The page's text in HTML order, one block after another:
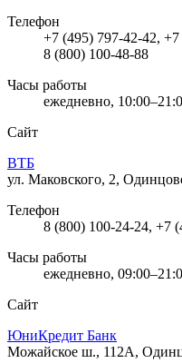
Телефон
+7 (495) 797-42-42,
8 (800) 100-48-88
Часы работы
ежедневно,
Сайт
ВТБ
ул. Маковского, 2,
Телефон
8 (800) 100-24-24, +7
Часы работы
ежедневно,
Сайт
ЮниКредит Банк
Можайское ш., 112А,